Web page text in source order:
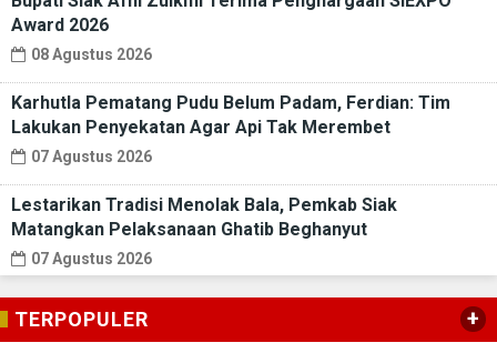
Award 2026
08 Agustus 2026
Karhutla Pematang Pudu Belum Padam, Ferdian: Tim
Lakukan Penyekatan Agar Api Tak Merembet
07 Agustus 2026
Lestarikan Tradisi Menolak Bala, Pemkab Siak
Matangkan Pelaksanaan Ghatib Beghanyut
07 Agustus 2026
TERPOPULER +